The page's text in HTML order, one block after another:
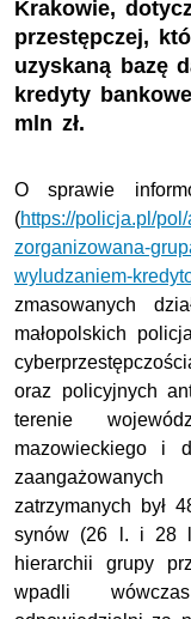
Krakowie,
przestępczej,
uzyskaną bazę
kredyty
mln zł.
O sprawie
(https://policja.pl/
zorganizowana-
wyludzaniem-
zmasowanych
małopolskich
oraz policyjnych
terenie
mazowieckiego i
zatrzymanych był
synów (26 l. i 28
hierarchii grupy
wpadli